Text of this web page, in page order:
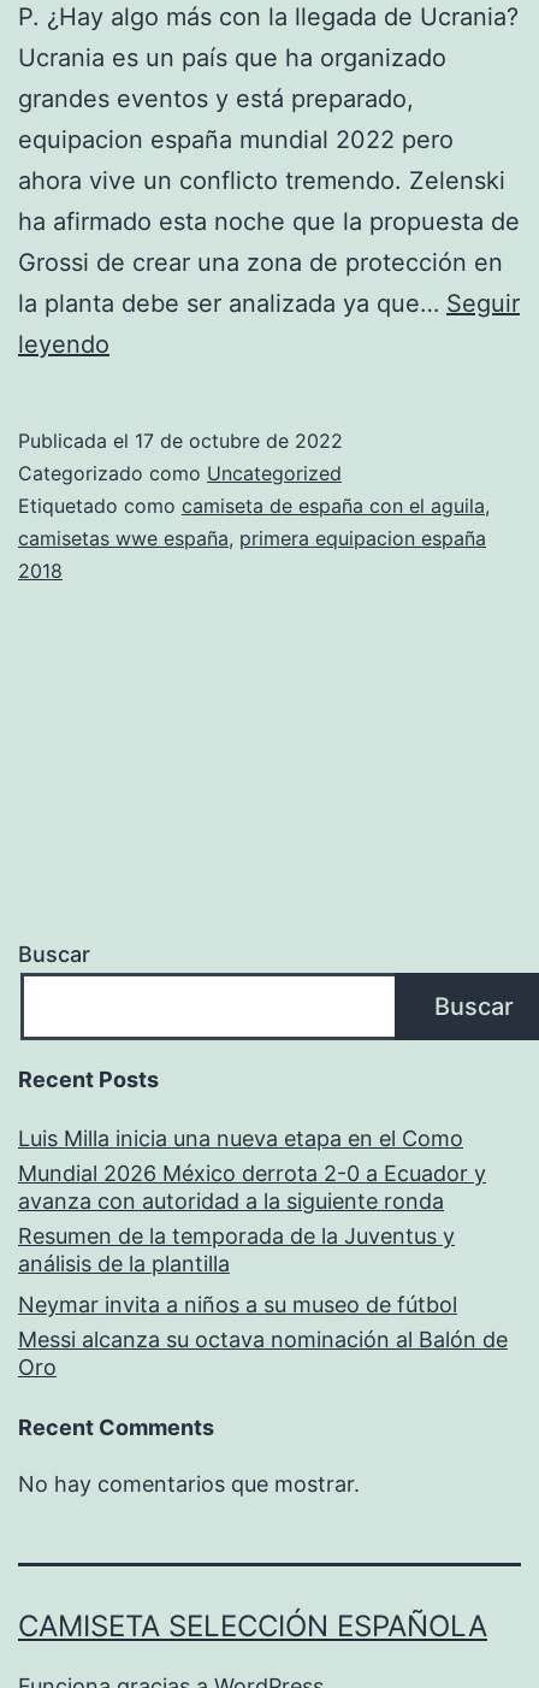
P. ¿Hay algo más con la llegada de Ucrania?
Ucrania es un país que ha organizado
grandes eventos y está preparado,
equipacion españa mundial 2022 pero
ahora vive un conflicto tremendo. Zelenski
ha afirmado esta noche que la propuesta de
Grossi de crear una zona de protección en
la planta debe ser analizada ya que… Seguir
leyendo
jugador
Publicada el 17 de octubre de 2022
Categorizado como Uncategorized
Etiquetado como camiseta de españa con el aguila,
camisetas wwe españa, primera equipacion españa
2018
Buscar
Buscar
Recent Posts
Luis Milla inicia una nueva etapa en el Como
Mundial 2026 México derrota 2-0 a Ecuador y
avanza con autoridad a la siguiente ronda
Resumen de la temporada de la Juventus y
análisis de la plantilla
Neymar invita a niños a su museo de fútbol
Messi alcanza su octava nominación al Balón de
Oro
Recent Comments
No hay comentarios que mostrar.
CAMISETA SELECCIÓN ESPAÑOLA